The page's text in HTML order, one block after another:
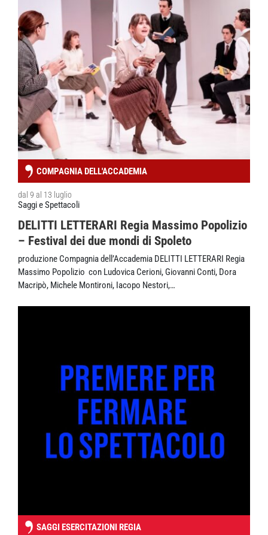
COMPAGNIA DELL'ACCADEMIA
dal 9 al 13 luglio
Saggi e Spettacoli
DELITTI LETTERARI Regia Massimo Popolizio
– Festival dei due mondi di Spoleto
produzione Compagnia dell’Accademia DELITTI LETTERARI Regia
Massimo Popolizio ‍ con Ludovica Cerioni, Giovanni Conti, Dora
Macripò, Michele Montironi, Iacopo Nestori,…
SAGGI ESERCITAZIONI REGIA